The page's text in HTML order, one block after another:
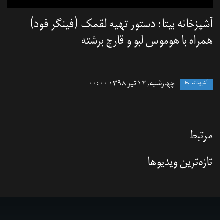
آشپزخانه بیتا: دستور تهیه لقمک (فینگر فود)
همراه با هوموس لبو و قارچ برشته
آشپزخانه بیتا چهارشنبه, ۱۲ تیر ۱۳۹۸ ۰۰:۰۰
مرتبط
تازه‌‌ترین ویدیوها